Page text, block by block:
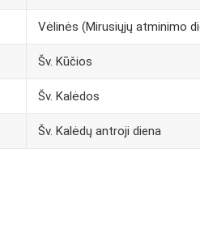
Vėlinės (Mirusiųjų atminimo
Šv. Kūčios
Šv. Kalėdos
Šv. Kalėdų antroji diena